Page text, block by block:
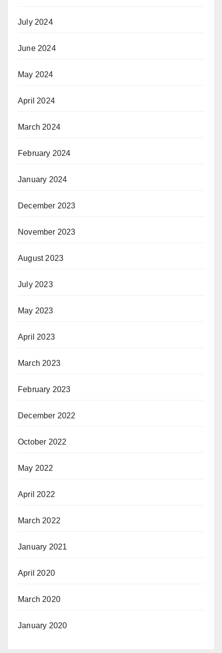
July 2024
June 2024
May 2024
April 2024
March 2024
February 2024
January 2024
December 2023
November 2023
August 2023
July 2023
May 2023
April 2023
March 2023
February 2023
December 2022
October 2022
May 2022
April 2022
March 2022
January 2021
April 2020
March 2020
January 2020